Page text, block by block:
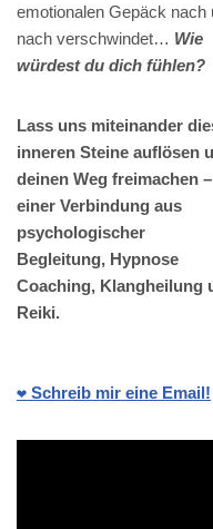
emotionalen Gepäck nach
nach verschwindet… Wie
würdest du dich fühlen?
Lass uns miteinander
inneren Steine auflösen
deinen Weg freimachen
einer Verbindung aus
psychologischer
Begleitung, Hypnose
Coaching, Klangheilung
Reiki.
❤️ Schreib mir eine Email!